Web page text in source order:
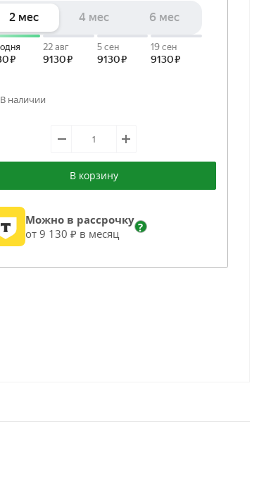
В наличии
В корзину
Можно в рассрочку
от 9 130 ₽ в месяц
?